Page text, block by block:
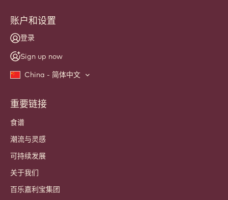
账户和设置
登录
Sign up now
China - 简体中文
Footer
Callebaut
重要链接
食谱
潮流与灵感
可持续发展
关于我们
百乐嘉利宝集团